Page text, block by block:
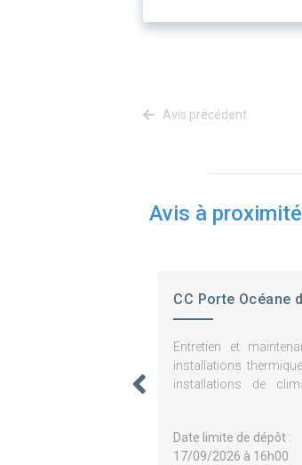
Avis précédent
Avis à
CC Porte Océane
Entretien et
installations
installations de
Date limite de dépôt :
17/09/2026 à 16h00